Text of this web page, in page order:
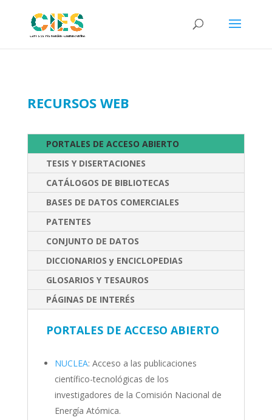
RECURSOS WEB
PORTALES DE ACCESO ABIERTO
TESIS Y DISERTACIONES
CATÁLOGOS DE BIBLIOTECAS
BASES DE DATOS COMERCIALES
PATENTES
CONJUNTO DE DATOS
DICCIONARIOS y ENCICLOPEDIAS
GLOSARIOS Y TESAUROS
PÁGINAS DE INTERÉS
PORTALES DE ACCESO ABIERTO
NUCLEA: Acceso a las publicaciones
científico-tecnológicas de los
investigadores de la Comisión Nacional de
Energía Atómica.